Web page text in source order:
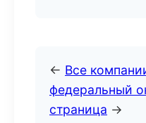
← Все
федеральный
страница →